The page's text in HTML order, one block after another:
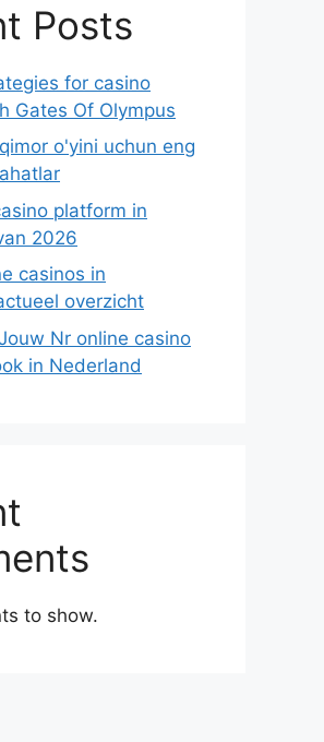
Posts
for casino
Gates Of Olympus
o'yini uchun eng
platform in
2026
casinos in
overzicht
Nr online casino
in Nederland
to show.